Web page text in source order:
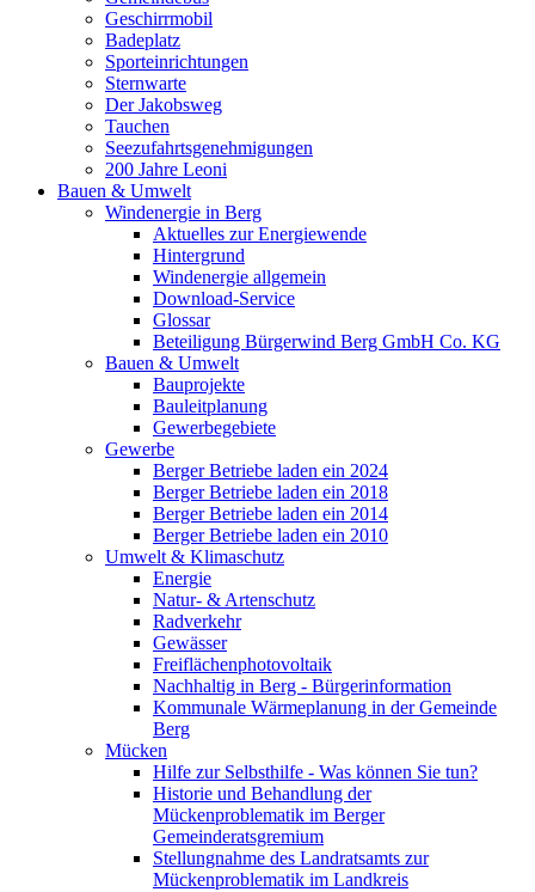
Geschirrmobil
Badeplatz
Sporteinrichtungen
Sternwarte
Der Jakobsweg
Tauchen
Seezufahrtsgenehmigungen
200 Jahre Leoni
Bauen & Umwelt
Windenergie in Berg
Aktuelles zur Energiewende
Hintergrund
Windenergie allgemein
Download-Service
Glossar
Beteiligung Bürgerwind Berg GmbH Co. KG
Bauen & Umwelt
Bauprojekte
Bauleitplanung
Gewerbegebiete
Gewerbe
Berger Betriebe laden ein 2024
Berger Betriebe laden ein 2018
Berger Betriebe laden ein 2014
Berger Betriebe laden ein 2010
Umwelt & Klimaschutz
Energie
Natur- & Artenschutz
Radverkehr
Gewässer
Freiflächenphotovoltaik
Nachhaltig in Berg - Bürgerinformation
Kommunale Wärmeplanung in der Gemeinde
Berg
Mücken
Hilfe zur Selbsthilfe - Was können Sie tun?
Historie und Behandlung der
Mückenproblematik im Berger
Gemeinderatsgremium
Stellungnahme des Landratsamts zur
Mückenproblematik im Landkreis